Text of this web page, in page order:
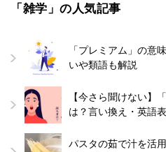
「雑学」の人気記事
「プレミアム」の意
いや類語も解説
【今さら聞けない】
は？言い換え・英語
パスタの茹で汁を活